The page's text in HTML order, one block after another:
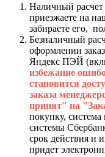
Наличный
приезжаете на
забираете его,
Безналичный
оформлении
Яндекс ПЭЙ
избежание
становится
заказа
принят" на
покупку, система
системы
срок действия и
придет